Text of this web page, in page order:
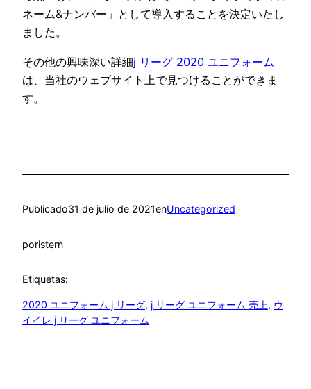
ネーム&ナンバー」として導入することを決定いたし
ました。
その他の興味深い詳細j リーグ 2020 ユニフォーム
は、当社のウェブサイト上で見つけることができま
す。
Publicado31 de julio de 2021enUncategorized
poristern
Etiquetas:
2020 ユニフォーム j リーグ, j リーグ ユニフォーム 売上, ウ
イイレ j リーグ ユニフォーム